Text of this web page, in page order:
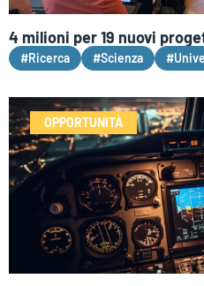
4 milioni per 19 nuovi
#Ricerca #Scienza
OPPORTUNITÀ